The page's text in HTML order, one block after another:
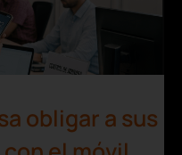
obligar a sus